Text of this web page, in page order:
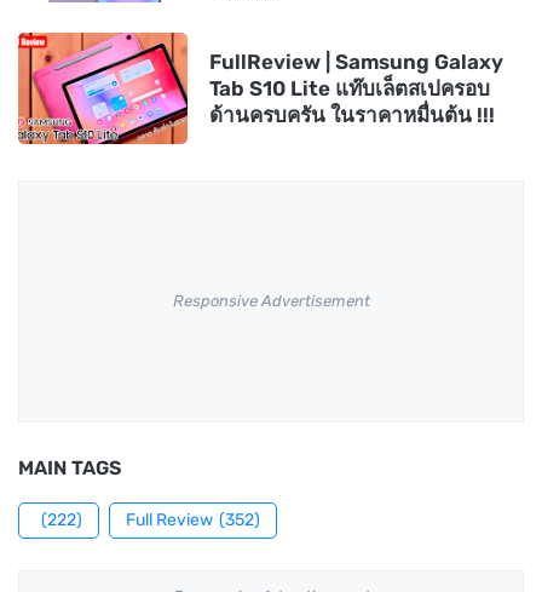
FullReview | Samsung Galaxy
Tab S10 Lite แท๊บเล็ตสเปครอบ
ด้านครบครัน ในราคาหมื่นต้น !!!
Responsive Advertisement
MAIN TAGS
(222) Full Review (352)